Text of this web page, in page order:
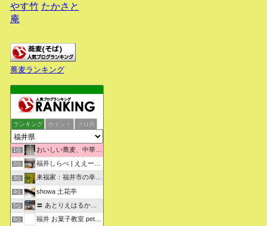
やす竹 たかさと
庵
蕎麦ランキング
ランキング ポイント ブロ画
1位 おいしい蕎麦、中華そばを求めて彷徨うブログ
2位 福井しらべ | ええーっ！？そうなんや！知らんかったわ。
3位 来福家：福井市の幸せリフォーム物語
4位 showa 土花亭
5位 〓 あとりえはるかの日々悠悠 〓
6位 福井 お菓子教室 petit sugarland